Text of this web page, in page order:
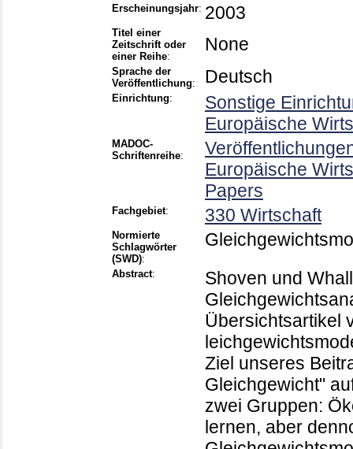
Erscheinungsjahr: 2003
Titel einer
Zeitschrift oder
einer Reihe:
None
Sprache der
Veröffentlichung: Deutsch
Einrichtung:
Sonstige
Europäische
MADOC-
Schriftenreihe:
Europäische
Papers
Fachgebiet: 330 Wirtschaft
Normierte
Schlagwörter
(SWD):
Abstract:
Shoven und
Übersichtsartikel
Ziel unseres
Gleichgewicht"
zwei Gruppen:
lernen, aber